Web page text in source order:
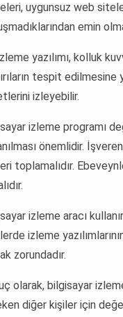
uygunsuz web
emin
yazılımı, kolluk
tespit
izleyebilir.
izleme programı
önemlidir.
toplamalıdır.
izleme aracı
izleme
zorundadır.
olarak, bilgisayar
diğer kişiler için